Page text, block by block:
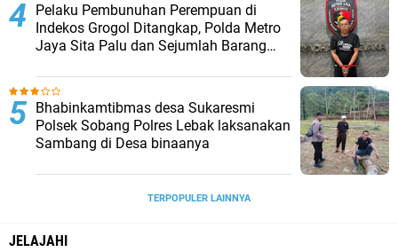
Pelaku Pembunuhan Perempuan di
Indekos Grogol Ditangkap, Polda Metro
Jaya Sita Palu dan Sejumlah Barang
Bhabinkamtibmas desa Sukaresmi
Polsek Sobang Polres Lebak laksanakan
Sambang di Desa binaanya
TERPOPULER LAINNYA
JELAJAHI